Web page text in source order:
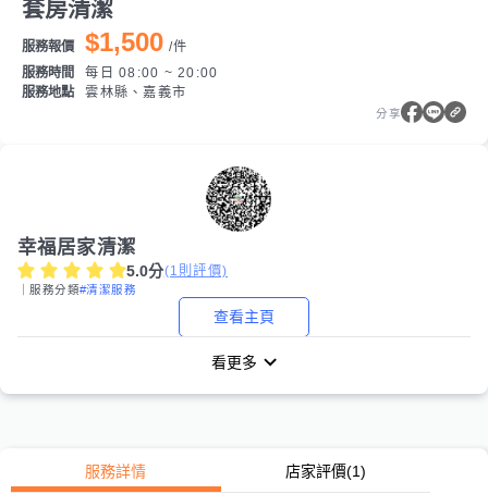
套房清潔
服務報價 $1,500 /件
服務時間
每日 08:00 ~ 20:00
服務地點
雲林縣、嘉義市
分享
幸福居家清潔
5.0分(1 則評價)
｜服務分類#清潔服務
查看主頁
看更多
服務詳情 店家評價(1)